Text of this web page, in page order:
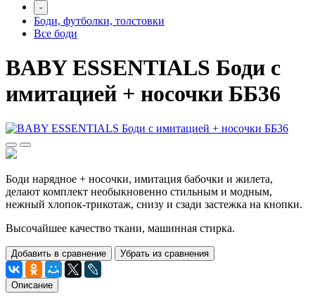
-
Боди, футболки, толстовки
Все боди
BABY ESSENTIALS Боди с
имитацией + носочки ББ36
Боди нарядное + носочки, имитация бабочки и жилета,
делают комплект необыкновенно стильным и модным,
нежный хлопок-трикотаж, снизу и сзади застежка на кнопки.
Высочайшее качество ткани, машинная стирка.
Добавить в сравнение Убрать из сравнения
Описание